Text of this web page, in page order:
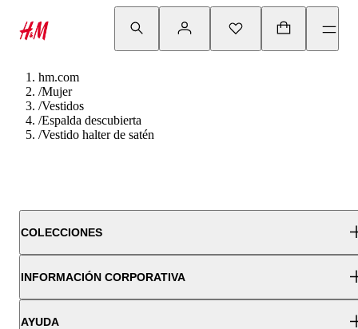
hm.com
/Mujer
/Vestidos
/Espalda descubierta
/Vestido halter de satén
COLECCIONES
INFORMACIÓN CORPORATIVA
AYUDA